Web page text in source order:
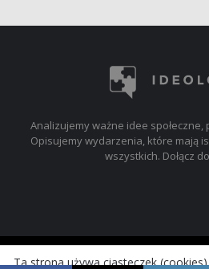
Analizujemy ważne idee
Opisujemy wydarzenia, które mają
wszystkich. Dołącz
© 2017-2019 ideologia.pl
Ta strona używa ciasteczek